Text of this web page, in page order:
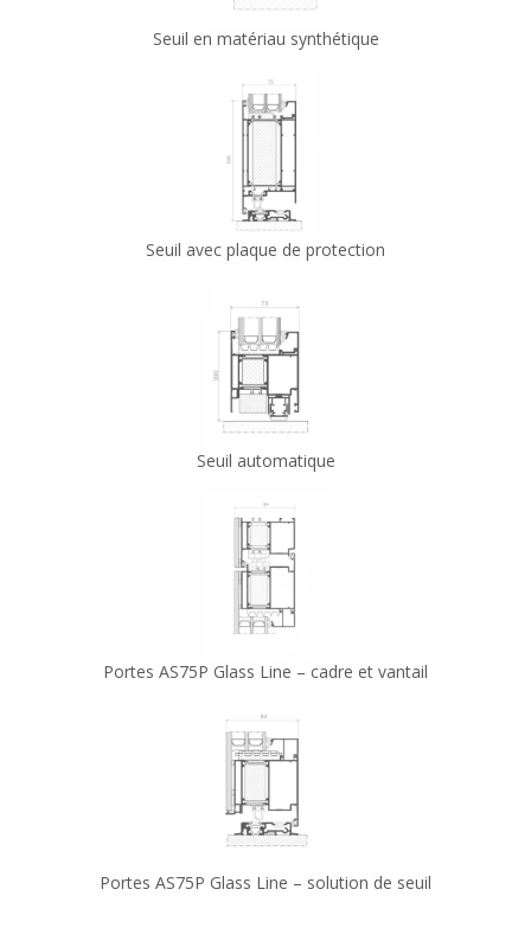
Seuil en matériau synthétique
Seuil avec plaque de protection
Seuil automatique
Portes AS75P Glass Line – cadre et vantail
Portes AS75P Glass Line – solution de seuil